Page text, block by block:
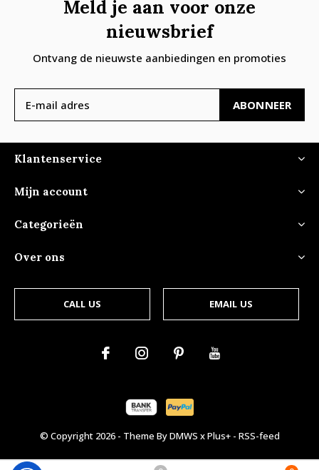
Meld je aan voor onze
nieuwsbrief
Ontvang de nieuwste aanbiedingen en promoties
ABONNEER
Klantenservice
Mijn account
Categorieën
Over ons
CALL US EMAIL US
© Copyright 2026- Theme ByDMWS xPlus+- RSS-feed